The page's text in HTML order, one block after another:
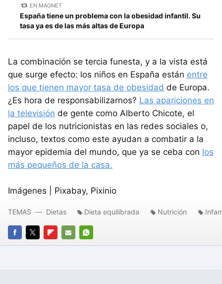
EN MAGNET
España tiene un problema con la obesidad infantil. Su
tasa ya es de las más altas de Europa
La combinación se tercia funesta, y a la vista está
que surge efecto: los niños en España están entre
los que tienen mayor tasa de obesidad de Europa.
¿Es hora de responsabilizarnos? Las apariciones en
la televisión de gente como Alberto Chicote, el
papel de los nutricionistas en las redes sociales o,
incluso, textos como este ayudan a combatir a la
mayor epidemia del mundo, que ya se ceba con los
más pequeños de la casa.
Imágenes | Pixabay, Pixinio
FACEBOOK
TWITTERFLIPBOARD
E-
WHATSAPP
TEMAS Dietas Dieta equilibrada Nutrición